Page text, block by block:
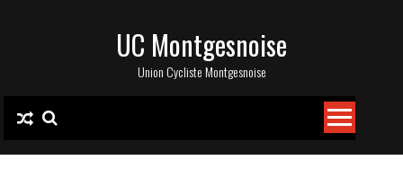
UC Montgesnoise
Union Cycliste Montgesnoise